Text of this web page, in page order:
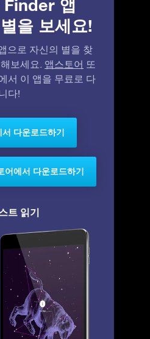
앱
을 보세요!
으로 자신의 별을 찾
보세요. 앱스토어 또
서 이 앱을 무료로 다
다!
서 다운로드하기
어에서 다운로드하기
트 읽기